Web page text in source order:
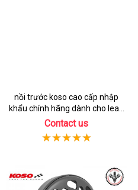
nồi trước koso cao cấp nhập
khẩu chính hãng dành cho lead
125
Contact us